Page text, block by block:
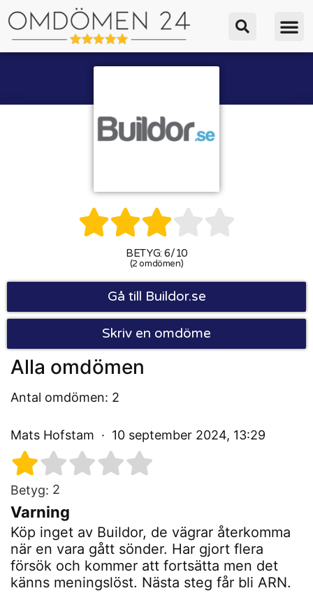

BETYG: 6/10
(2 omdömen)
Gå till Buildor.se
Skriv en omdöme
Alla omdömen
Antal omdömen: 2
Mats Hofstam 10 september 2024, 13:29
Betyg: 2
Varning
Köp inget av Buildor, de vägrar återkomma
när en vara gått sönder. Har gjort flera
försök och kommer att fortsätta men det
känns meningslöst. Nästa steg får bli ARN.